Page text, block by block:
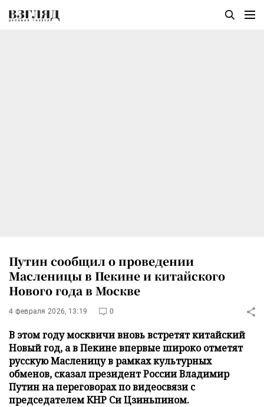
Путин сообщил о проведении
Масленицы в Пекине и китайского
Нового года в Москве
4 февраля 2026, 13:19 0
В этом году москвичи вновь встретят китайский
Новый год, а в Пекине впервые широко отметят
русскую Масленицу в рамках культурных
обменов, сказал президент России Владимир
Путин на переговорах по видеосвязи с
председателем КНР Си Цзиньпином.